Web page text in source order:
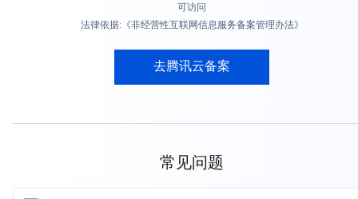
可访问
法律依据:《非经营性互联网信息服务备案管理办法》
去腾讯云备案
常见问题